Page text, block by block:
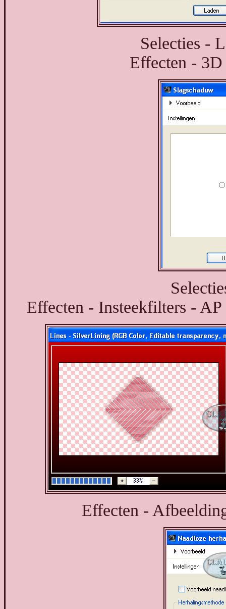
Selecties -
Effecten -
Effecten - Insteekfilters -
Effecten -